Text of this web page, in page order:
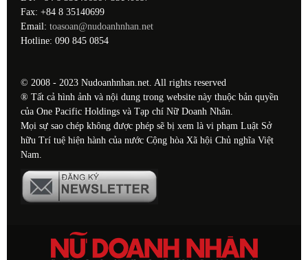
Fax: +84 8 35140699
Email: toasoan@nudoanhnhan.net
Hotline: 090 845 0854
© 2008 - 2023 Nudoanhnhan.net. All rights reserved
® Tất cả hình ảnh và nội dung trong website này thuộc bản quyền
của One Pacific Holdings và Tạp chí Nữ Doanh Nhân.
Mọi sự sao chép không được phép sẽ bị xem là vi phạm Luật Sở
hữu Trí tuệ hiện hành của nước Cộng hòa Xã hội Chủ nghĩa Việt
Nam.